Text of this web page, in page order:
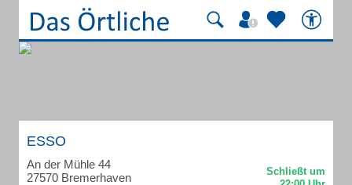
ESSO
An der Mühle 44
27570 Bremerhaven